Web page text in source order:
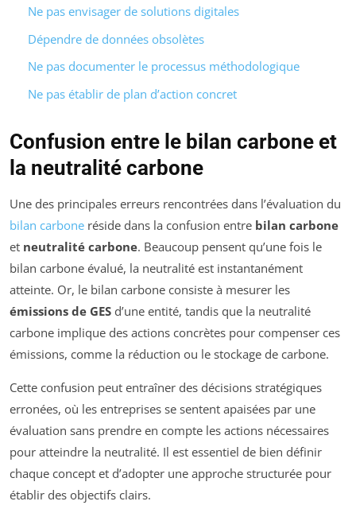
Ne pas envisager de solutions digitales
Dépendre de données obsolètes
Ne pas documenter le processus méthodologique
Ne pas établir de plan d’action concret
Confusion entre le bilan carbone et
la neutralité carbone
Une des principales erreurs rencontrées dans l’évaluation du
bilan carbone réside dans la confusion entre bilan carbone
et neutralité carbone. Beaucoup pensent qu’une fois le
bilan carbone évalué, la neutralité est instantanément
atteinte. Or, le bilan carbone consiste à mesurer les
émissions de GES d’une entité, tandis que la neutralité
carbone implique des actions concrètes pour compenser ces
émissions, comme la réduction ou le stockage de carbone.
Cette confusion peut entraîner des décisions stratégiques
erronées, où les entreprises se sentent apaisées par une
évaluation sans prendre en compte les actions nécessaires
pour atteindre la neutralité. Il est essentiel de bien définir
chaque concept et d’adopter une approche structurée pour
établir des objectifs clairs.